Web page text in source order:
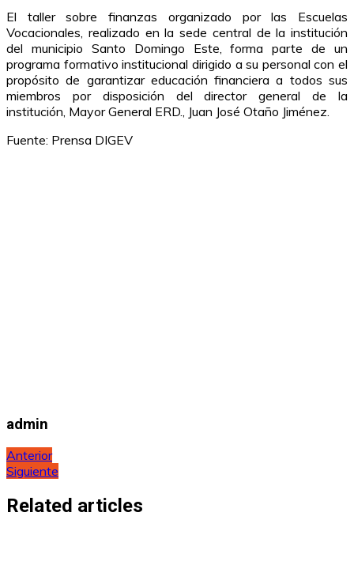
El taller sobre finanzas organizado por las Escuelas
Vocacionales, realizado en la sede central de la institución
del municipio Santo Domingo Este, forma parte de un
programa formativo institucional dirigido a su personal con el
propósito de garantizar educación financiera a todos sus
miembros por disposición del director general de la
institución, Mayor General ERD., Juan José Otaño Jiménez.
Fuente: Prensa DIGEV
admin
Navegación
de
entradas
Anterior
Siguiente
Related articles